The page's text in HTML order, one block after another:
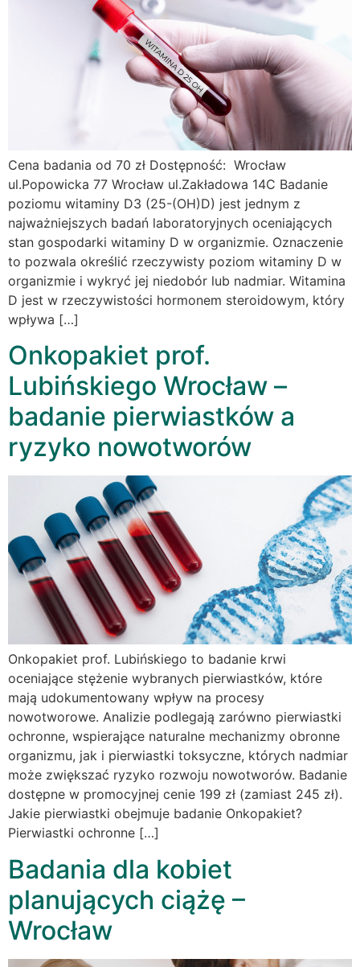
Cena badania od 70 zł Dostępność: Wrocław
ul.Popowicka 77 Wrocław ul.Zakładowa 14C Badanie
poziomu witaminy D3 (25-(OH)D) jest jednym z
najważniejszych badań laboratoryjnych oceniających
stan gospodarki witaminy D w organizmie. Oznaczenie
to pozwala określić rzeczywisty poziom witaminy D w
organizmie i wykryć jej niedobór lub nadmiar. Witamina
D jest w rzeczywistości hormonem steroidowym, który
wpływa […]
Onkopakiet prof.
Lubińskiego Wrocław –
badanie pierwiastków a
ryzyko nowotworów
Onkopakiet prof. Lubińskiego to badanie krwi
oceniające stężenie wybranych pierwiastków, które
mają udokumentowany wpływ na procesy
nowotworowe. Analizie podlegają zarówno pierwiastki
ochronne, wspierające naturalne mechanizmy obronne
organizmu, jak i pierwiastki toksyczne, których nadmiar
może zwiększać ryzyko rozwoju nowotworów. Badanie
dostępne w promocyjnej cenie 199 zł (zamiast 245 zł).
Jakie pierwiastki obejmuje badanie Onkopakiet?
Pierwiastki ochronne […]
Badania dla kobiet
planujących ciążę –
Wrocław